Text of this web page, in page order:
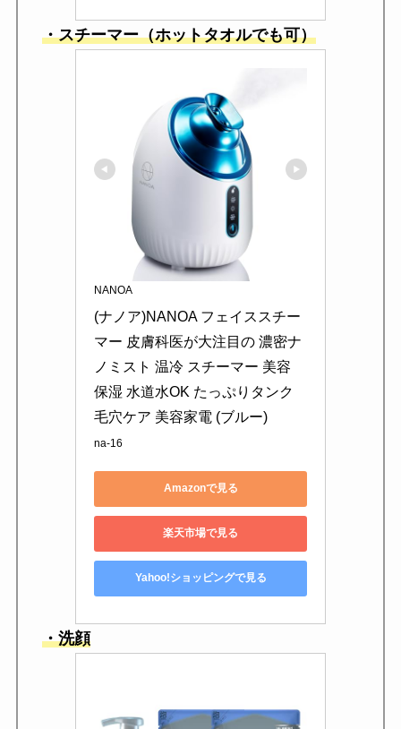
・スチーマー（ホットタオルでも可）
NANOA
(ナノア)NANOA フェイススチー
マー 皮膚科医が大注目の 濃密ナ
ノミスト 温冷 スチーマー 美容
保湿 水道水OK たっぷりタンク
毛穴ケア 美容家電 (ブルー)
na-16
Amazonで見る
楽天市場で見る
Yahoo!ショッピングで見る
・洗顔